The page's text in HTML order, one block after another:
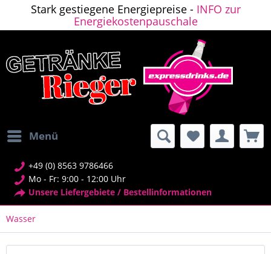
Stark gestiegene Energiepreise - INFO zur
Energiekostenpauschale
Menü
+49 (0) 8563 9786466
Mo - Fr: 9:00 - 12:00 Uhr
Unsere Liefergebiete / Bestellinformationen
Wasser